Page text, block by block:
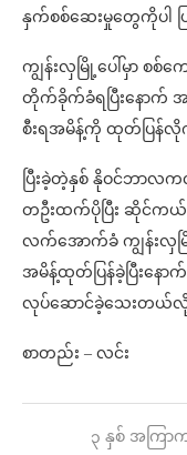
နှက်စစ်ဆေးမှုတွေကိုပါ
ကျွန်းလှမြို့ပေါ်မှာ စစ်
တိုက်ခိုက်ခံရပြီးနောက်
စီးရအမိန့်ကို ထုတ်ပြန်
ပြီးခဲ့တဲ့နှစ် နိုဝင်ဘာလက
တဦးထက်ပိုပြီး ဆိုင်ကယ်စီ
လက်အောက်ခံ ကျွန်းလှမ
အမိန့်ထုတ်ပြန်ခဲ့ပြီးနေ
လုပ်ဆောင်ခဲ့သေးတယ်
စာတည်း – လင်း
၃ နှစ် အကြာ